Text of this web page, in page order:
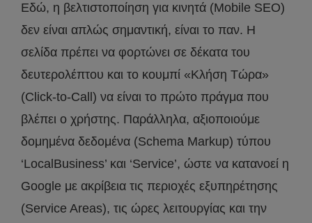
Εδώ, η βελτιστοποίηση για κινητά (Mobile SEO)
δεν είναι απλώς σημαντική, είναι το παν. Η
σελίδα πρέπει να φορτώνει σε δέκατα του
δευτερολέπτου και το κουμπί «Κλήση Τώρα»
(Click-to-Call) να είναι το πρώτο πράγμα που
βλέπει ο χρήστης. Παράλληλα, αξιοποιούμε
δομημένα δεδομένα (Schema Markup) τύπου
‘LocalBusiness’ και ‘Service’, ώστε να κατανοεί η
Google με ακρίβεια τις περιοχές εξυπηρέτησης
(Service Areas), τις ώρες λειτουργίας και την